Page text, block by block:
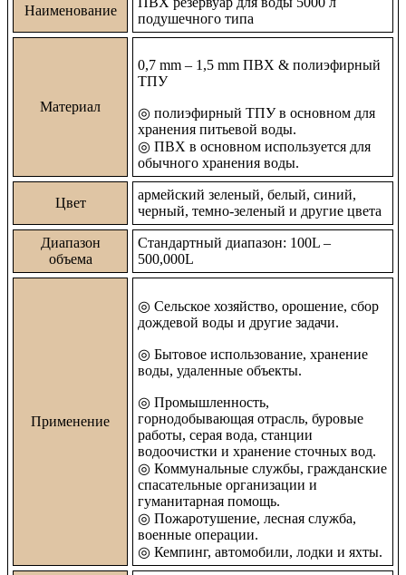
Наименование
подушечного типа
Материал
0,7 mm – 1,5 mm ПВХ & полиэфирный
ТПУ
◎ полиэфирный ТПУ в основном для
хранения питьевой воды.
◎ ПВХ в основном используется для
обычного хранения воды.
Цвет
армейский зеленый, белый, синий,
черный, темно-зеленый и другие цвета
Диапазон
объема
Стандартный диапазон: 100L –
500,000L
Применение
◎ Сельское хозяйство, орошение, сбор
дождевой воды и другие задачи.
◎ Бытовое использование, хранение
воды, удаленные объекты.
◎ Промышленность,
горнодобывающая отрасль, буровые
работы, серая вода, станции
водоочистки и хранение сточных вод.
◎ Коммунальные службы, гражданские
спасательные организации и
гуманитарная помощь.
◎ Пожаротушение, лесная служба,
военные операции.
◎ Кемпинг, автомобили, лодки и яхты.